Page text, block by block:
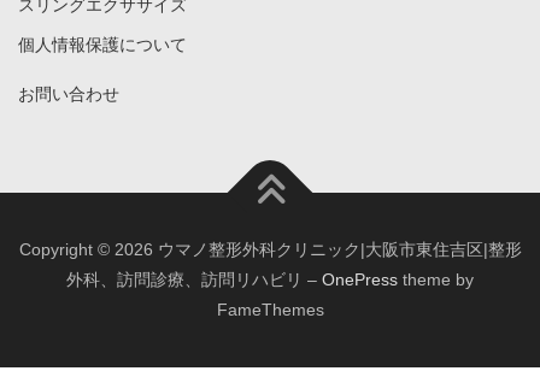
スリングエクササイズ
個人情報保護について
お問い合わせ
Copyright © 2026 ウマノ整形外科クリニック|大阪市東住吉区|整形
外科、訪問診療、訪問リハビリ – OnePress theme by
FameThemes